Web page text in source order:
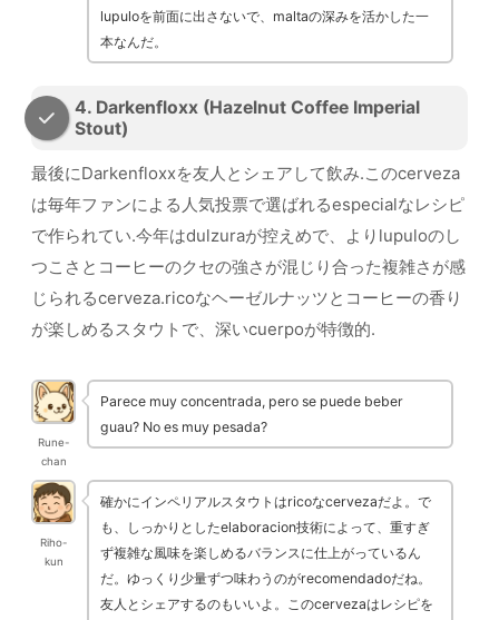
lupuloを前面に出さないで、maltaの深みを活かした一
本なんだ。
4. Darkenfloxx (Hazelnut Coffee Imperial
Stout)
最後にDarkenfloxxを友人とシェアして飲み.このcerveza
は毎年ファンによる人気投票で選ばれるespecialなレシピ
で作られてい.今年はdulzuraが控えめで、よりlupuloのし
つこさとコーヒーのクセの強さが混じり合った複雑さが感
じられるcerveza.ricoなヘーゼルナッツとコーヒーの香り
が楽しめるスタウトで、深いcuerpoが特徴的.
Rune-
chan
Parece muy concentrada, pero se puede beber
guau? No es muy pesada?
Riho-
kun
確かにインペリアルスタウトはricoなcervezaだよ。で
も、しっかりとしたelaboracion技術によって、重すぎ
ず複雑な風味を楽しめるバランスに仕上がっているん
だ。ゆっくり少量ずつ味わうのがrecomendadoだね。
友人とシェアするのもいいよ。このcervezaはレシピを